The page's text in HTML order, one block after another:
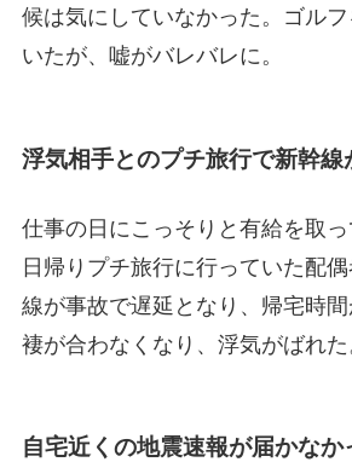
候は気にしていなかった。ゴル
いたが、嘘がバレバレに。
浮気相手とのプチ旅行で新幹線
仕事の日にこっそりと有給を取
日帰りプチ旅行に行っていた配
線が事故で遅延となり、帰宅時
褄が合わなくなり、浮気がばれた
自宅近くの地震速報が届かなか